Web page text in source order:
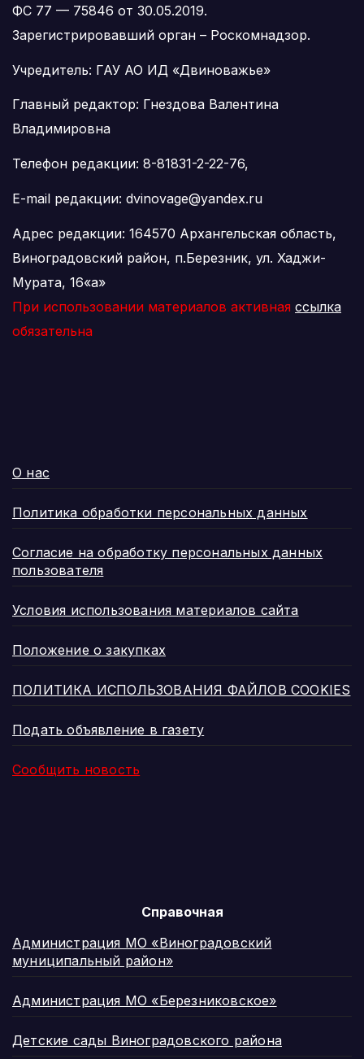
ФС 77 — 75846 от 30.05.2019.
Зарегистрировавший орган – Роскомнадзор.
Учредитель: ГАУ АО ИД «Двиноважье»
Главный редактор: Гнездова Валентина
Владимировна
Телефон редакции: 8-81831-2-22-76,
E-mail редакции: dvinovage@yandex.ru
Адрес редакции: 164570 Архангельская область,
Виноградовский район, п.Березник, ул. Хаджи-
Мурата, 16«а»
При использовании материалов активная ссылка
обязательна
О нас
Политика обработки персональных данных
Согласие на обработку персональных данных
пользователя
Условия использования материалов сайта
Положение о закупках
ПОЛИТИКА ИСПОЛЬЗОВАНИЯ ФАЙЛОВ COOKIES
Подать объявление в газету
Сообщить новость
Справочная
Администрация МО «Виноградовский
муниципальный район»
Администрация МО «Березниковское»
Детские сады Виноградовского района